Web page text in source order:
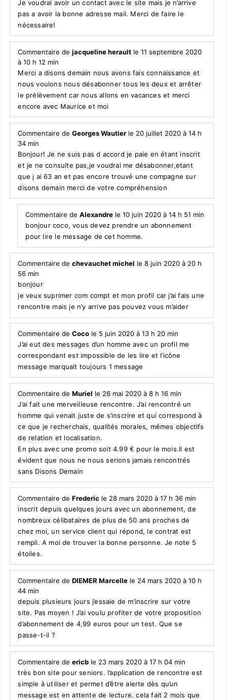
Je voudrai avoir un contact avec le site mais je n’arrive
pas a avoir la bonne adresse mail. Merci de faire le
nécessaire!
Commentaire dejacqueline herault le 11 septembre 2020
à 10 h 12 min
Merci a disons demain nous avons fais connaissance et
nous voulons nous désabonner tous les deux et arrêter
le prélèvement car nous allons en vacances et merci
encore avec Maurice et moi
Commentaire deGeorges Wautier le 20 juillet 2020 à 14 h
34 min
Bonjour! Je ne suis pas d accord je paie en étant inscrit
et je ne consulte pas,je voudrai me désabonner,etant
que j ai 63 an et pas encore trouvé une compagne sur
disons demain merci de votre compréhension
Commentaire deAlexandre le 10 juin 2020 à 14 h 51 min
bonjour coco, vous devez prendre un abonnement
pour lire le message de cet homme.
Commentaire dechevauchet michel le 8 juin 2020 à 20 h
56 min
bonjour
je veux suprimer com compt et mon profil car j’ai fais une
rencontre mais je n’y arrive pas pouvez vous m’aider
Commentaire deCoco le 5 juin 2020 à 13 h 20 min
J’ai eut des messages d’un homme avec un profil me
correspondant est impossible de les lire et l’icône
message marquait toujours 1 message
Commentaire deMuriel le 26 mai 2020 à 8 h 16 min
J’ai fait une merveilleuse rencontre. J’ai rencontré un
homme qui venait juste de s’inscrire et qui correspond à
ce que je recherchais, qualités morales, mêmes objectifs
de relation et localisation.
En plus avec une promo soit 4.99 € pour le mois.Il est
évident que nous ne nous serions jamais rencontrés
sans Disons Demain
Commentaire deFrederic le 28 mars 2020 à 17 h 36 min
inscrit depuis quelques jours avec un abonnement, de
nombreux célibataires de plus de 50 ans proches de
chez moi, un service client qui répond, le contrat est
rempli. A moi de trouver la bonne personne. Je note 5
étoiles.
Commentaire deDIEMER Marcelle le 24 mars 2020 à 10 h
44 min
depuis plusieurs jours j’essaie de m’inscrire sur votre
site. Pas moyen ! J’ai voulu profiter de votre proposition
d’abonnement de 4,99 euros pour un test. Que se
passe-t-il ?
Commentaire deericb le 23 mars 2020 à 17 h 04 min
très bon site pour seniors. l’application de rencontre est
simple à utiliser et permet d’être alerte dès qu’un
message est en attente de lecture. cela fait 2 mois que